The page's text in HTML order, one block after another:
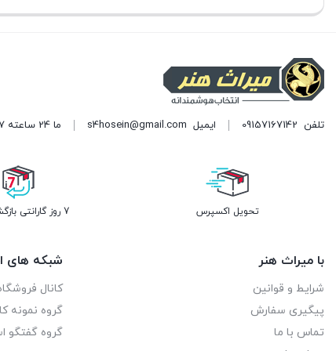
تلفن 09157167142 ایمیل s4hosein@gmail.com ما 24 ساعته 7 روز هفته پاسخگوی شما هستیم. (برای ویرایش این متن به پیکربندی پوسته > تب برچسب‌ها مراجعه نمایید.)
تحویل اکسپرس 7 روز گارانتی بازگشت وجه
با میراث هنر
شرایط و قوانین
پیگیری سفارش
تماس با ما
شبکه های
کانال
گروه نمونه
گروه گفتگو